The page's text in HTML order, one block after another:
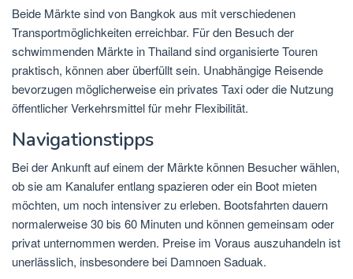
Beide Märkte sind von Bangkok aus mit verschiedenen
Transportmöglichkeiten erreichbar. Für den Besuch der
schwimmenden Märkte in Thailand sind organisierte Touren
praktisch, können aber überfüllt sein. Unabhängige Reisende
bevorzugen möglicherweise ein privates Taxi oder die Nutzung
öffentlicher Verkehrsmittel für mehr Flexibilität.
Navigationstipps
Bei der Ankunft auf einem der Märkte können Besucher wählen,
ob sie am Kanalufer entlang spazieren oder ein Boot mieten
möchten, um noch intensiver zu erleben. Bootsfahrten dauern
normalerweise 30 bis 60 Minuten und können gemeinsam oder
privat unternommen werden. Preise im Voraus auszuhandeln ist
unerlässlich, insbesondere bei Damnoen Saduak.